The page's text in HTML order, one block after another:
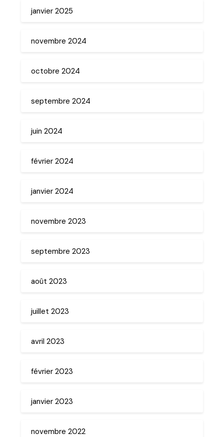
janvier 2025
novembre 2024
octobre 2024
septembre 2024
juin 2024
février 2024
janvier 2024
novembre 2023
septembre 2023
août 2023
juillet 2023
avril 2023
février 2023
janvier 2023
novembre 2022